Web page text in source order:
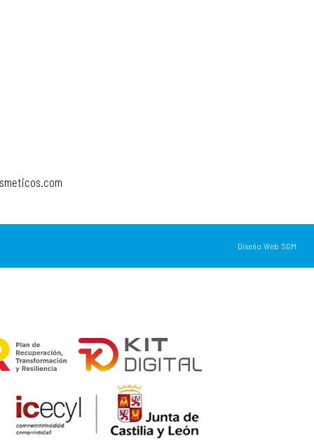
Diseño Web SGM